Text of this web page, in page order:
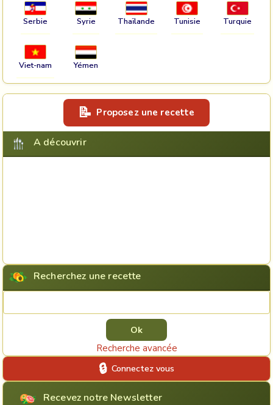
Serbie Syrie Thaïlande Tunisie Turquie
Viet-nam Yémen
Proposez une recette
A découvrir
Recherchez une recette
Recherche avancée
Connectez vous
Recevez notre Newsletter